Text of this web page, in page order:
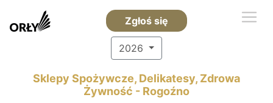
Zgłoś się
2026
Sklepy Spożywcze, Delikatesy, Zdrowa
Żywność - Rogoźno